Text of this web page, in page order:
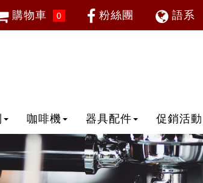
購物車 0 粉絲團 語系
咖啡機 器具配件 促銷活動